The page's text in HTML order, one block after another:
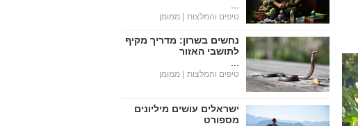
טיפים והמלצות | ממומן
נחשים בשרון: מדריך מקיף
לתושבי האזור
טיפים והמלצות | ממומן
ישראלים עושים מיליונים
מספורט